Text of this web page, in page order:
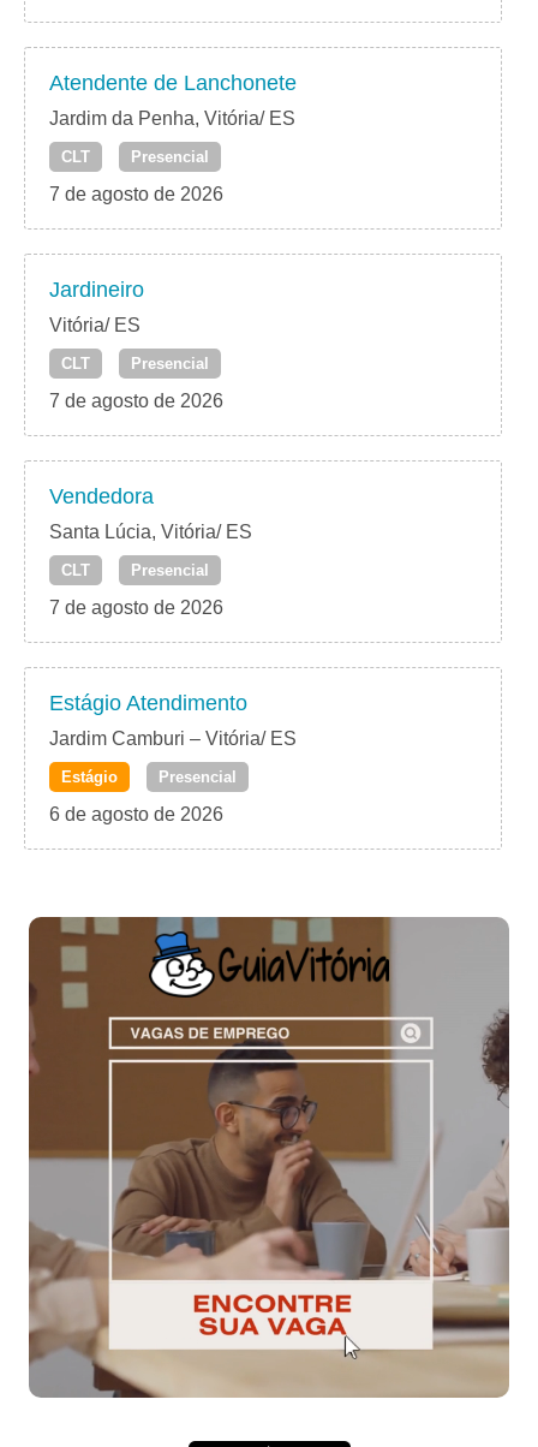
Atendente de Lanchonete
Jardim da Penha, Vitória/ ES
CLT Presencial
7 de agosto de 2026
Jardineiro
Vitória/ ES
CLT Presencial
7 de agosto de 2026
Vendedora
Santa Lúcia, Vitória/ ES
CLT Presencial
7 de agosto de 2026
Estágio Atendimento
Jardim Camburi – Vitória/ ES
Estágio Presencial
6 de agosto de 2026